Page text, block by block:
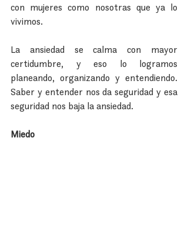
con mujeres como nosotras que ya lo
vivimos.
La ansiedad se calma con mayor
certidumbre, y eso lo logramos
planeando, organizando y entendiendo.
Saber y entender nos da seguridad y esa
seguridad nos baja la ansiedad.
Miedo